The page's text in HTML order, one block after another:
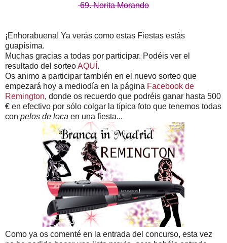
69. Norita Morando
¡Enhorabuena! Ya verás como estas Fiestas estás
guapísima.
Muchas gracias a todas por participar. Podéis ver el
resultado del sorteoAQUÍ .
Os animo a participar también en el nuevo sorteo que
empezará hoy a mediodía en la página Facebook de
Remington, donde os recuerdo que podréis ganar hasta 500
€ en efectivo por sólo colgar la típica foto que tenemos todas
con pelos de loca en una fiesta...
Como ya os comenté en la entrada del concurso, esta vez